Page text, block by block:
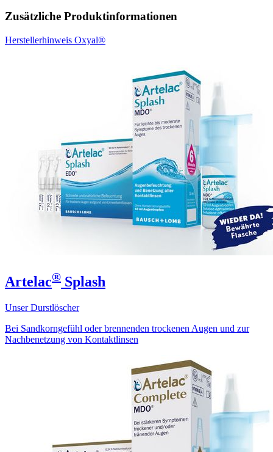
Zusätzliche Produktinformationen
Herstellerhinweis Oxyal®
Artelac® Splash
Unser Durstlöscher
Bei Sandkorngefühl oder brennenden trockenen Augen und zur
Nachbenetzung von Kontaktlinsen